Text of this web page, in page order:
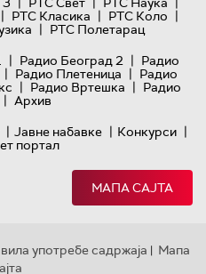
| РТС Класика | РТС Коло |
| РТС Полетарац
| Радио Београд 2 | Радио
| Радио Плетеница | Радио
| Радио Вртешка | Радио
| Архив
| Јавне набавке | Конкурси |
портал
МАПА САЈТА
употребе садржаја | Мапа